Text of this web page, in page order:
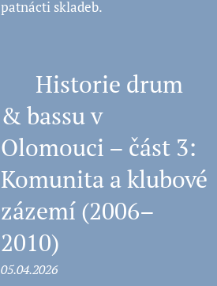
patnácti skladeb.
🧠 Historie drum
& bassu v
Olomouci – část 3:
Komunita a klubové
zázemí (2006–
2010)
05.04.2026